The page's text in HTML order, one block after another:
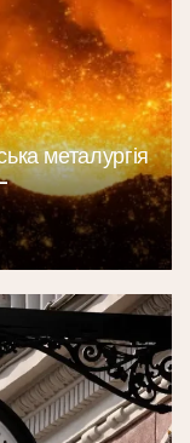
металургія